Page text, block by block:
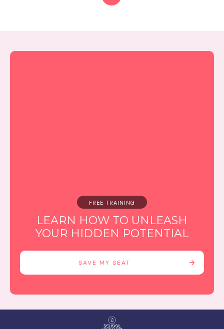
FREE TRAINING
LEARN HOW TO UNLEASH
YOUR HIDDEN POTENTIAL
SAVE MY SEAT